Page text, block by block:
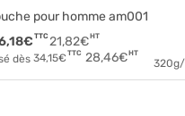
pour homme am001
21,82€HT
€ TTC
dès 34,15€ TTC 28,46€HT
320g/